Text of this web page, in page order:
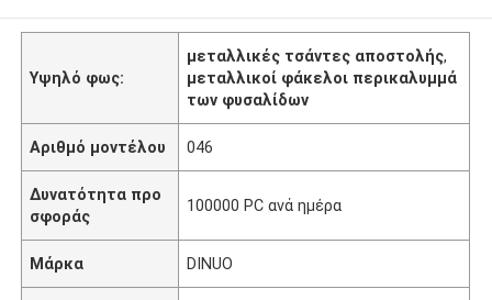
Υψηλό φως:
μεταλλικές τσάντες αποστολής,
μεταλλικοί φάκελοι περικαλυμμά
των φυσαλίδων
Αριθμό μοντέλου 046
Δυνατότητα προ
σφοράς
100000 PC ανά ημέρα
Μάρκα DINUO